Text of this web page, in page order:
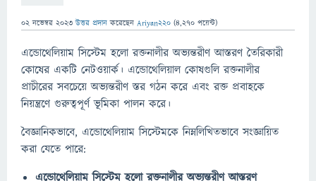
02 নভেম্বর 2023 উত্তর প্রদান করেছেন Ariyan220 (4,270 পয়েন্ট)
এন্ডোথেলিয়াম সিস্টেম হলো রক্তনালীর অভ্যন্তরীণ আস্তরণ তৈরিকারী
কোষের একটি নেটওয়ার্ক। এন্ডোথেলিয়াল কোষগুলি রক্তনালীর
প্রাচীরের সবচেয়ে অভ্যন্তরীণ স্তর গঠন করে এবং রক্ত প্রবাহকে
নিয়ন্ত্রণে গুরুত্বপূর্ণ ভূমিকা পালন করে।
বৈজ্ঞানিকভাবে, এন্ডোথেলিয়াম সিস্টেমকে নিম্নলিখিতভাবে সংজ্ঞায়িত
করা যেতে পারে:
এন্ডোথেলিয়াম সিস্টেম হলো রক্তনালীর অভ্যন্তরীণ আস্তরণ